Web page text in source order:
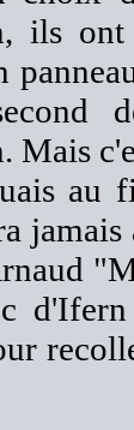
ils ont
Mais
au
jamais